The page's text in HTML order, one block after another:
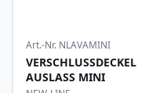
Art.-Nr. NLAVAMINI
VERSCHLUSSDECKEL
AUSLASS MINI